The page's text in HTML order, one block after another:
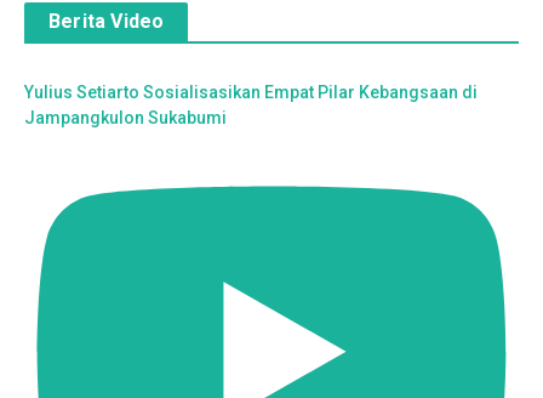
Berita Video
Yulius Setiarto Sosialisasikan Empat Pilar Kebangsaan di
Jampangkulon Sukabumi